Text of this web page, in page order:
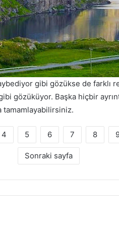
gibi gözükse de farklı
gözüküyor. Başka hiçbir
4 5 6 7 8
Sonraki sayfa